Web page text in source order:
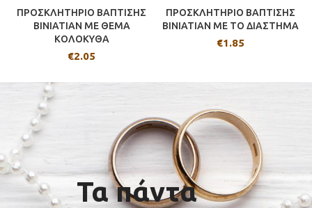
ΠΡΟΣΚΛΗΤΗΡΙΟ ΒΑΠΤΙΣΗΣ
BINIATIAN ΜΕ ΘΕΜΑ
ΚΟΛΟΚΥΘΑ
€2.05
ΠΡΟΣΚΛΗΤΗΡΙΟ ΒΑΠΤΙΣΗΣ
BINIATIAN ΜΕ ΤΟ ΔΙΑΣΤΗΜΑ
€1.85
Τα πάντα